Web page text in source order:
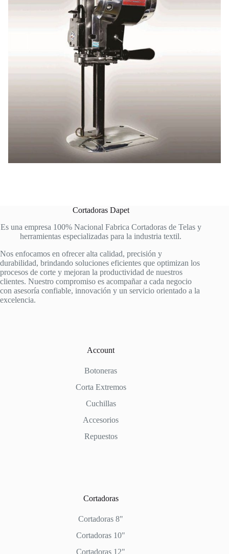
Cortadoras Dapet
Es una empresa 100% Nacional Fabrica Cortadoras de Telas y
herramientas especializadas para la industria textil.
Nos enfocamos en ofrecer alta calidad, precisión y
durabilidad, brindando soluciones eficientes que optimizan los
procesos de corte y mejoran la productividad de nuestros
clientes. Nuestro compromiso es acompañar a cada negocio
con asesoría confiable, innovación y un servicio orientado a la
excelencia.
Account
Botoneras
Corta Extremos
Cuchillas
Accesorios
Repuestos
Cortadoras
Cortadoras 8"
Cortadoras 10"
Cortadoras 12"